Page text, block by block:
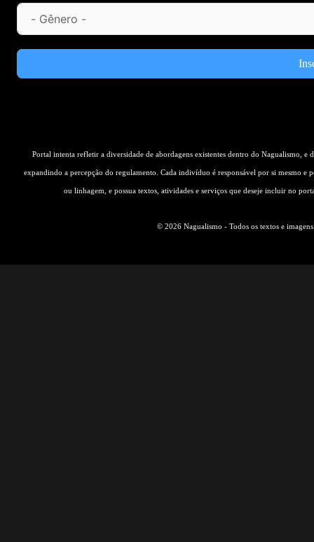
Portal intenta refletir a diversidade de abordagens existentes dentro do Nagualismo, e
expandindo a percepção do regulamento. Cada indivíduo é responsável por si mesmo
ou linhagem, e possua textos, atividades e serviços que deseje incluir no
© 2026 Nagualismo - Todos os textos e